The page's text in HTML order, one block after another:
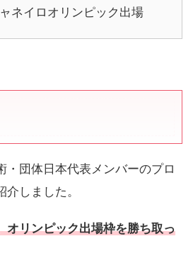
ネイロオリンピック出場
・団体日本代表メンバーのプロ
しました。
リンピック出場枠を勝ち取っ